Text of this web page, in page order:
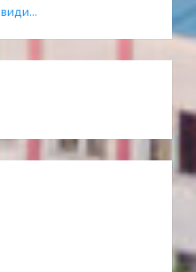
види...